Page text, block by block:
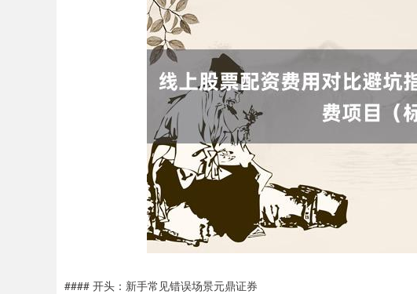
#### 开头：新手常见错误场景元鼎证券